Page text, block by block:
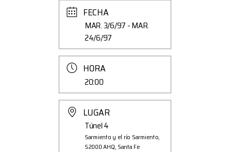
FECHA
MAR. 3/6/97 - MAR.
24/6/97
HORA
20:00
LUGAR
Túnel 4
Sarmiento y el río Sarmiento,
S2000 AHQ, Santa Fe